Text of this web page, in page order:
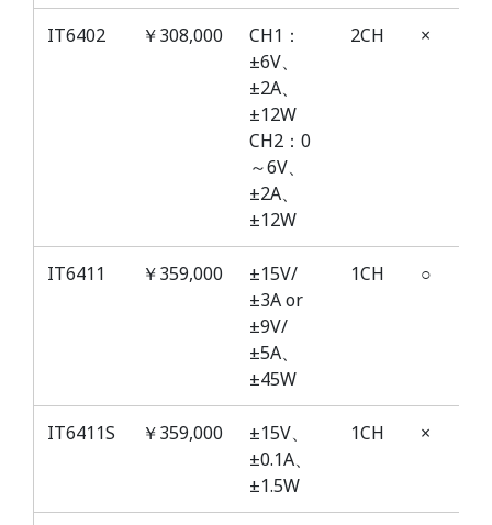
格（税
力/入
力
力
IT6402 ￥308,000
CH1：
±6V、
±2A、
±12W
CH2：0
～6V、
±2A、
±12W
2CH ×
IT6411 ￥359,000
±15V/
±3A or
±9V/
±5A、
±45W
1CH ○
IT6411S ￥359,000
±15V、
±0.1A、
±1.5W
1CH ×